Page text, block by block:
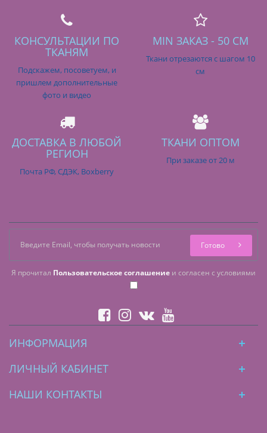
КОНСУЛЬТАЦИИ ПО
ТКАНЯМ
Подскажем, посоветуем, и
пришлем дополнительные
фото и видео
MIN ЗАКАЗ - 50 СМ
Ткани отрезаются с шагом 10
см
ДОСТАВКА В ЛЮБОЙ
РЕГИОН
Почта РФ, СДЭК, Boxberry
ТКАНИ ОПТОМ
При заказе от 20 м
Я прочитал Пользовательское соглашение и согласен с условиями
Готово
ИНФОРМАЦИЯ
ЛИЧНЫЙ КАБИНЕТ
НАШИ КОНТАКТЫ